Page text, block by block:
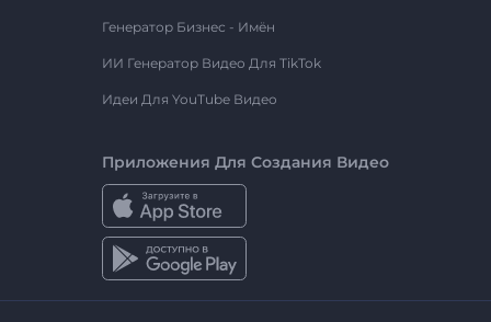
Генератор Бизнес - Имён
ИИ Генератор Видео Для TikTok
Идеи Для YouTube Видео
Приложения Для Создания Видео